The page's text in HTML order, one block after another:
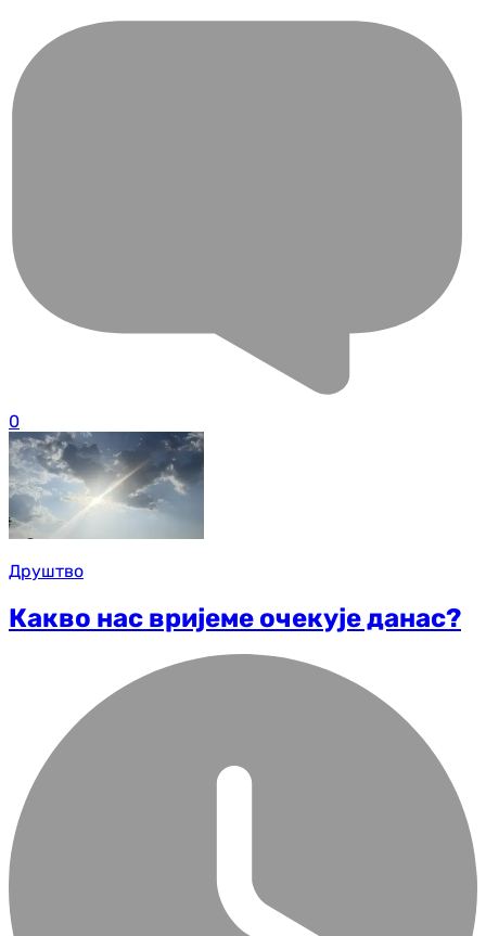
0
Друштво
Какво нас вријеме очекује данас?